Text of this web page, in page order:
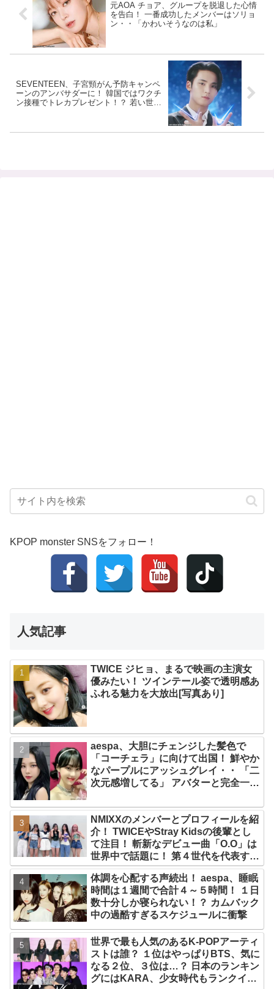
元AOA チョア、グループを脱退した心情
を告白！ 一番成功したメンバーはソリョ
ン・・「かわいそうなのは私」
SEVENTEEN、子宮頸がん予防キャンペ
ーンのアンバサダーに！ 韓国ではワクチ
ン接種でトレカプレゼント！？ 若い世代
KPOP monster SNSをフォロー！
人気記事
TWICE ジヒョ、まるで映画の主演女
優みたい！ ツインテール姿で透明感あ
ふれる魅力を大放出[写真あり]
aespa、大胆にチェンジした髪色で
「コーチェラ」に向けて出国！ 鮮やか
なパープルにアッシュグレイ・・ 「二
次元感増してる」 アバターと完全一致
NMIXXのメンバーとプロフィールを紹
介！ TWICEやStray Kidsの後輩とし
て注目！ 斬新なデビュー曲「O.O」は
世界中で話題に！ 第４世代を代表する
美女ソリュンをはじめ、全員ビジュア
ルメンバーといわれるその魅力をチェ
ック
体調を心配する声続出！ aespa、睡眠
時間は１週間で合計４～５時間！ １日
数十分しか寝られない！？ カムバック
中の過酷すぎるスケジュールに衝撃
世界で最も人気のあるK-POPアーティ
ストは誰？ １位はやっぱりBTS、気に
なる２位、３位は…？ 日本のランキン
グにはKARA、少女時代もランクイ